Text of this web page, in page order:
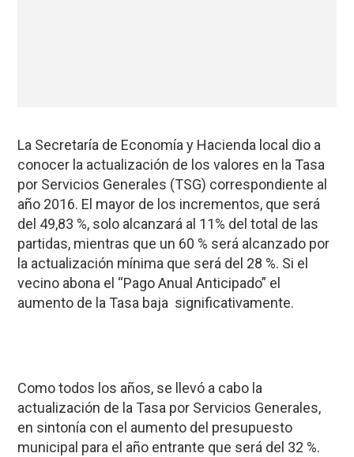
La Secretaría de Economía y Hacienda local dio a
conocer la actualización de los valores en la Tasa
por Servicios Generales (TSG) correspondiente al
año 2016. El mayor de los incrementos, que será
del 49,83 %, solo alcanzará al 11% del total de las
partidas, mientras que un 60 % será alcanzado por
la actualización mínima que será del 28 %. Si el
vecino abona el “Pago Anual Anticipado” el
aumento de la Tasa baja significativamente.
Como todos los años, se llevó a cabo la
actualización de la Tasa por Servicios Generales,
en sintonía con el aumento del presupuesto
municipal para el año entrante que será del 32 %.